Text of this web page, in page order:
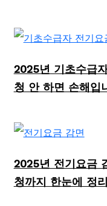
2025년 기초수급
청 안 하면 손해입
2025년 전기요금
청까지 한눈에 정리